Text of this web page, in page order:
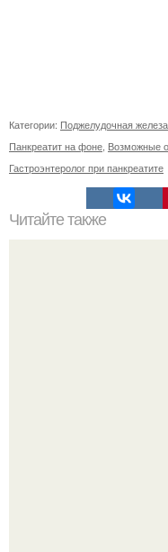
Категории: Поджелудочная железа
Панкреатит на фоне Возможные
Гастроэнтеролог при панкреатите
Читайте также